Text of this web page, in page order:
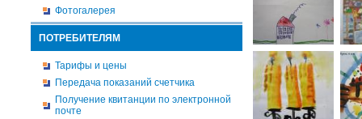
Фотогалерея
ПОТРЕБИТЕЛЯМ
Тарифы и цены
Передача показаний счетчика
Получение квитанции по электронной
почте